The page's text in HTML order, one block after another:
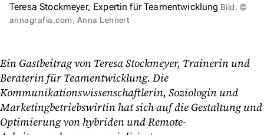
Teresa Stockmeyer, Expertin für Teamentwicklung Bild: ©
annagrafia.com, Anna Lehnert
Ein Gastbeitrag von Teresa Stockmeyer, Trainerin und
Beraterin für Teamentwicklung. Die
Kommunikationswissenschaftlerin, Soziologin und
Marketingbetriebswirtin hat sich auf die Gestaltung und
Optimierung von hybriden und Remote-